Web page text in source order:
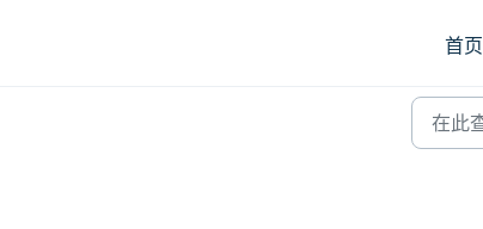
首页